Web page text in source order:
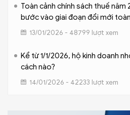
Toàn cảnh chính sách thuế
bước vào giai đoạn đổi mới
13/01/2026 - 48799 lượt xem
Kể từ 1/1/2026, hộ kinh doanh
cách nào?
14/01/2026 - 42233 lượt xem